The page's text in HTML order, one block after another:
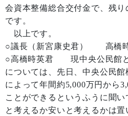
会資本整備総合交付金で、残
です。
以上です。
○議長（新宮康史君） 高橋時
○高橋時英君 現中央公民館と
については、先日、中央公民
によって年間約5,000万円から
ことができるというふうに聞
と考えるか安いと考えるかは